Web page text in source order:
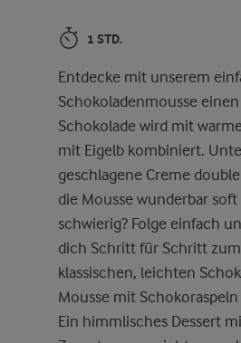
1 STD.
Entdecke mit unserem
Schokoladenmousse
Schokolade wird mit
mit Eigelb kombiniert.
geschlagene Creme
die Mousse wunderbar
schwierig? Folge einfach
dich Schritt für Schritt
klassischen, leichten
Mousse mit Schokoraspeln
Ein himmlisches Dessert